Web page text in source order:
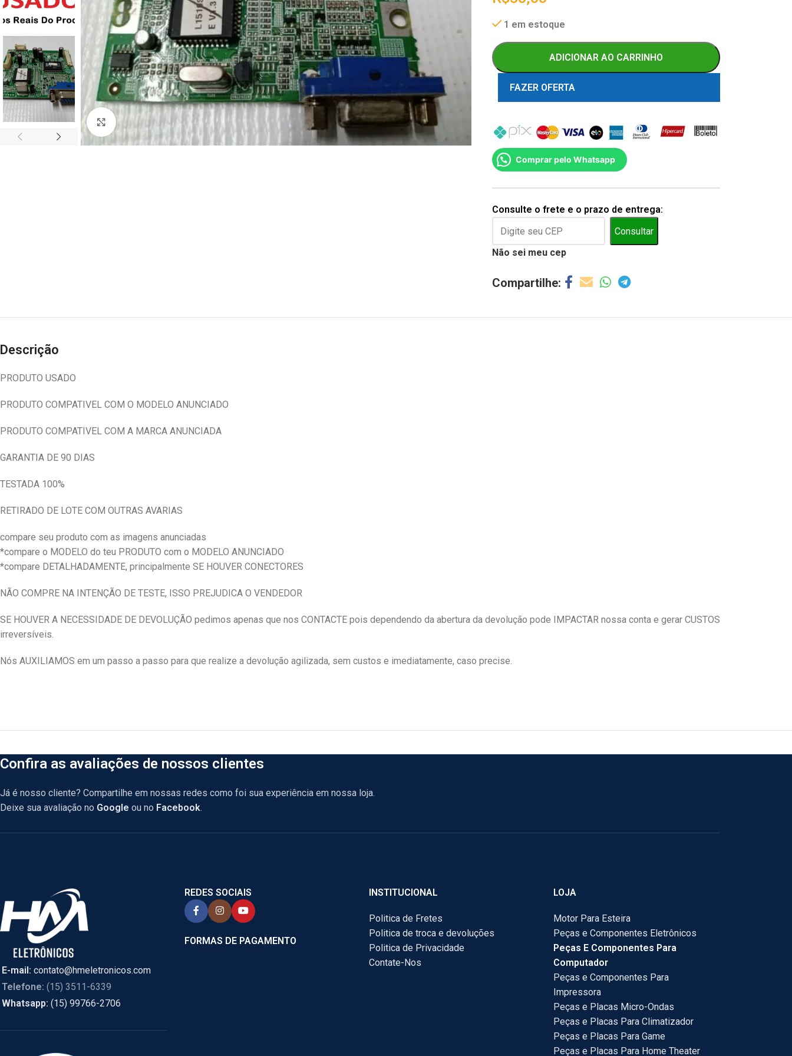
Abrir imagem
1 em estoque
ADICIONAR AO CARRINHO
FAZER OFERTA
Comprar pelo Whatsapp
Consulte o frete e o prazo de entrega:
Consultar
Não sei meu cep
Descrição
PRODUTO USADO
PRODUTO COMPATIVEL COM O MODELO ANUNCIADO
PRODUTO COMPATIVEL COM A MARCA ANUNCIADA
GARANTIA DE 90 DIAS
TESTADA 100%
RETIRADO DE LOTE COM OUTRAS AVARIAS
compare seu produto com as imagens anunciadas
*compare o MODELO do teu PRODUTO com o MODELO ANUNCIADO
*compare DETALHADAMENTE, principalmente SE HOUVER CONECTORES
NÃO COMPRE NA INTENÇÃO DE TESTE, ISSO PREJUDICA O VENDEDOR
SE HOUVER A NECESSIDADE DE DEVOLUÇÃO pedimos apenas que nos CONTACTE pois dependendo da abertura da devolução pode IMPACTAR nossa conta e gerar CUSTOS
irreversíveis.
Nós AUXILIAMOS em um passo a passo para que realize a devolução agilizada, sem custos e imediatamente, caso precise.
Confira as avaliações de nossos clientes
Já é nosso cliente? Compartilhe em nossas redes como foi sua experiência em nossa loja.
Deixe sua avaliação no Google ou no Facebook.
E-mail: contato@hmeletronicos.com
Telefone: (15) 3511-6339
Whatsapp: (15) 99766-2706
REDES SOCIAIS
FORMAS DE PAGAMENTO
INSTITUCIONAL
Politica de Fretes
Politica de troca e devoluções
Politica de Privacidade
Contate-Nos
LOJA
Motor Para Esteira
Peças e Componentes Eletrônicos
Peças E Componentes Para
Computador
Peças e Componentes Para
Impressora
Peças e Placas Micro-Ondas
Peças e Placas Para Climatizador
Peças e Placas Para Game
Peças e Placas Para Home Theater